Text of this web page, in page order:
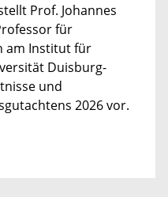
Prof. Johannes
für
am Institut für
Duisburg-
und
2026 vor.